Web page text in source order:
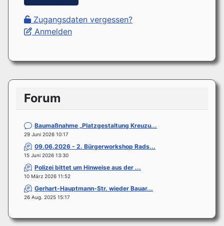
Zugangsdaten vergessen?
Anmelden
Forum
Baumaßnahme „Platzgestaltung Kreuzu...
29 Juni 2026 10:17
09.06.2026 - 2. Bürgerworkshop Rads...
15 Juni 2026 13:30
Polizei bittet um Hinweise aus der ...
10 März 2026 11:52
Gerhart-Hauptmann-Str. wieder Bauar...
26 Aug. 2025 15:17